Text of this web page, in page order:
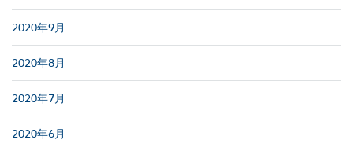
2020年9月
2020年8月
2020年7月
2020年6月